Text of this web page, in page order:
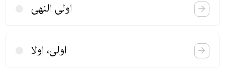
اولی النهی
اولی، اولا